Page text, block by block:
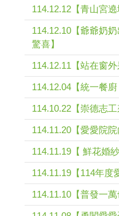
114.12.12【青山宮遶
114.12.10【爺爺奶
驚喜】
114.12.11【站在窗外
114.12.04【統一餐廚
114.10.22【崇德志工
114.11.20【愛愛院
114.11.19【 鮮花婚
114.11.19【114年度
114.11.10【普發一萬